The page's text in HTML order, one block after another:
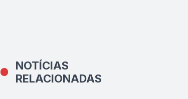
NOTÍCIAS
RELACIONADAS